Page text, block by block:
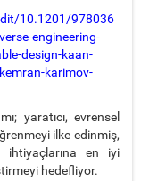
10.1201/978036
engineering-
design-kaan-
karimov-
yaratıcı, evrensel
ilke edinmiş,
ihtiyaçlarına en iyi
hedefliyor.